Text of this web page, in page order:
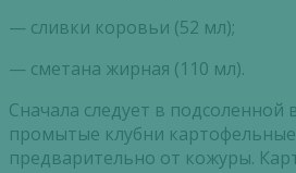
— сливки коровьи (52 мл);
— сметана жирная (110 мл).
Сначала следует в подсоленной
промытые клубни
предварительно от кожуры.